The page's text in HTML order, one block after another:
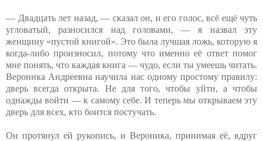
— Двадцать лет назад, — сказал он, и его голос, всё ещё чуть
угловатый, разносился над головами, — я назвал эту
женщину «пустой книгой». Это была лучшая ложь, которую я
когда-либо произносил, потому что именно её ответ помог
мне понять, что каждая книга — чудо, если ты умеешь читать.
Вероника Андреевна научила нас одному простому правилу:
дверь всегда открыта. Не для того, чтобы уйти, а чтобы
однажды войти — к самому себе. И теперь мы открываем эту
дверь для всех, кто боится постучать.
Он протянул ей рукопись, и Вероника, принимая её, вдруг